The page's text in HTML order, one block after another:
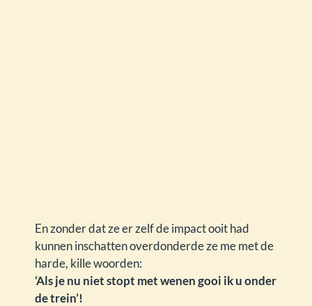
En zonder dat ze er zelf de impact ooit had
kunnen inschatten overdonderde ze me met de
harde, kille woorden:
‘Als je nu niet stopt met wenen gooi ik u onder
de trein’!